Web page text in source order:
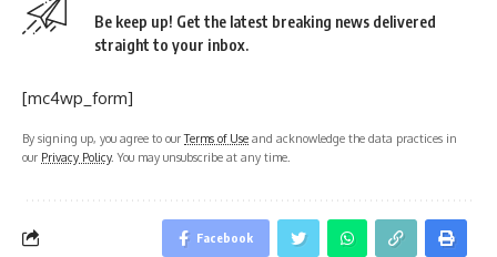
Be keep up! Get the latest breaking news delivered
straight to your inbox.
[mc4wp_form]
By signing up, you agree to ourTerms of Use and acknowledge the data practices in
our Privacy Policy. You may unsubscribe at any time.
Facebook